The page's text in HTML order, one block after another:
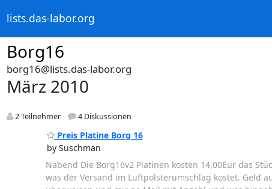
lists.das-labor.org
Borg16
borg16@lists.das-labor.org
März 2010
2 Teilnehmer 4 Diskussionen
Preis Platine Borg 16
by Suschman
Nabend Die Borg16v2 Platinen kosten 14,00Eur das
was der Versand im Luftpolsterumschlag kostet. Geld